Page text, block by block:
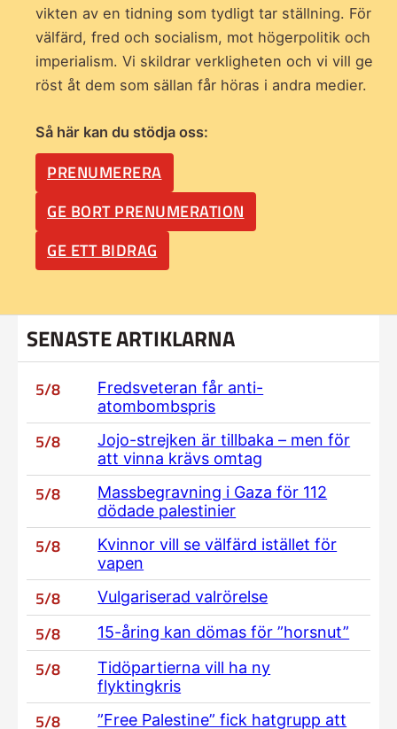
vikten av en tidning som tydligt tar ställning. För
välfärd, fred och socialism, mot högerpolitik och
imperialism. Vi skildrar verkligheten och vi vill ge
röst åt dem som sällan får höras i andra medier.
Så här kan du stödja oss:
PRENUMERERA
GE BORT PRENUMERATION
GE ETT BIDRAG
SENASTE ARTIKLARNA
5/8
Fredsveteran får anti-
atombombspris
5/8
Jojo-strejken är tillbaka – men för
att vinna krävs omtag
5/8
Massbegravning i Gaza för 112
dödade palestinier
5/8
Kvinnor vill se välfärd istället för
vapen
5/8 Vulgariserad valrörelse
5/8 15-åring kan dömas för ”horsnut”
5/8
Tidöpartierna vill ha ny
flyktingkris
5/8
”Free Palestine” fick hatgrupp att